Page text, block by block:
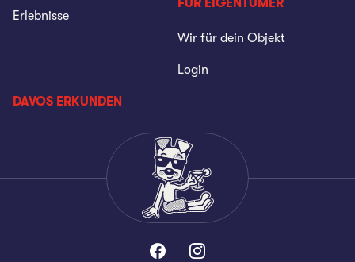
Erlebnisse
Wir für dein Objekt
Login
DAVOS ERKUNDEN